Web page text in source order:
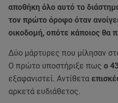
αποθήκη όλο αυτό το
τον πρώτο όροφο όταν
οικοδομή, οπότε κάποιος θα
Δύο μάρτυρες που μίλησαν
Ο πρώτο υποστήριξε πως ο
εξαφανιστεί. Αντίθετα
αρκετά ευδιάθετος.